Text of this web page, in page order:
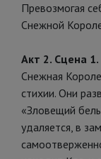
Превозмогая
Снежной
Акт 2. Сцена 1.
Снежная
стихии. Они
«Зловещий
удаляется, в